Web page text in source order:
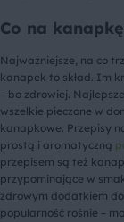
Co na
Najważniejsze, na co
kanapek to skład. Im
– bo zdrowiej.
wszelkie pieczone w
kanapkowe. Przepisy
prostą i aromatyczną
przepisem są też
przypominające w
zdrowym dodatkiem
popularność rośnie –